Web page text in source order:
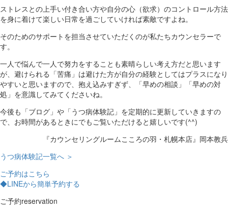
ストレスとの上手い付き合い方や自分の心（欲求）のコントロール方法
を身に着けて楽しい日常を過ごしていければ素敵ですよね。
そのためのサポートを担当させていただくのが私たちカウンセラーで
す。
一人で悩んで一人で努力をすることも素晴らしい考え方だと思います
が、避けられる「苦痛」は避けた方が自分の経験としてはプラスになり
やすいと思いますので、抱え込みすぎず、「早めの相談」「早めの対
処」を意識してみてくださいね。
今後も「ブログ」や「うつ病体験記」を定期的に更新していきますの
で、お時間があるときにでもご覧いただけると嬉しいです(^^)
『カウンセリングルームこころの羽・札幌本店』岡本教兵
うつ病体験記一覧へ ＞
ご予約はこちら
◆LINEから簡単予約する
ご予約reservation